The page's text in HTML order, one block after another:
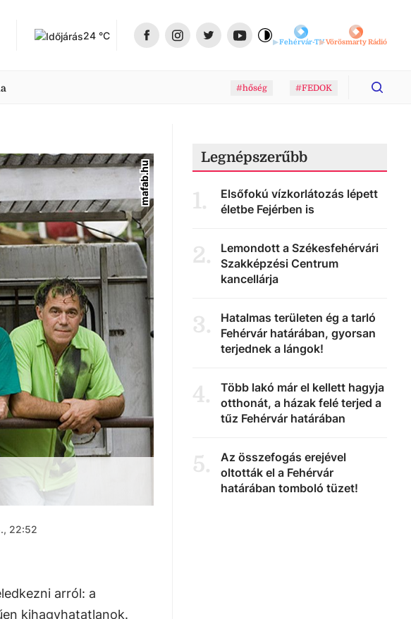
24 °C
Fehérvár-TVVörösmarty Rádió
#hőség #FEDOK
mafab.hu
22:52
arról: a
kihagyhatatlanok.
Legnépszerűbb
1.
Elsőfokú vízkorlátozás lépett
életbe Fejérben is
2.
Lemondott a Székesfehérvári
Szakképzési Centrum
kancellárja
3.
Hatalmas területen ég a tarló
Fehérvár határában, gyorsan
terjednek a lángok!
4.
Több lakó már el kellett hagyja
otthonát, a házak felé terjed a
tűz Fehérvár határában
5.
Az összefogás erejével
oltották el a Fehérvár
határában tomboló tüzet!